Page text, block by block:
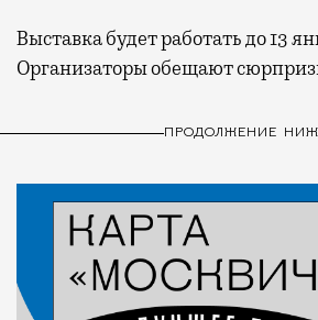
Выставка будет работать до 13
Организаторы обещают
ПРОДОЛЖЕНИЕ